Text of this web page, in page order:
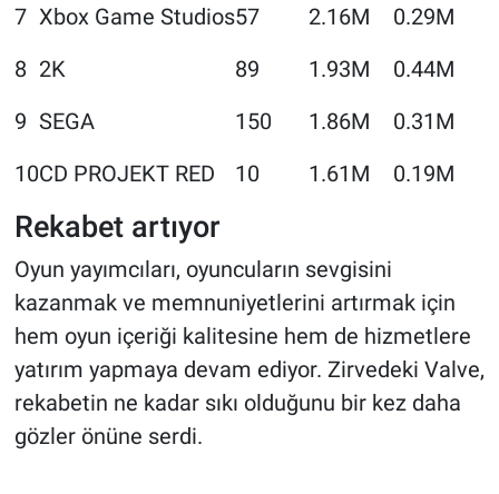
7 Xbox Game Studios57 2.16M
0.29M
8 2K 89 1.93M
0.44M
9 SEGA 150 1.86M
0.31M
10CD PROJEKT RED 10 1.61M 0.19M
Rekabet artıyor
Oyun yayımcıları, oyuncuların sevgisini
kazanmak ve memnuniyetlerini artırmak için
hem oyun içeriği kalitesine hem de hizmetlere
yatırım yapmaya devam ediyor. Zirvedeki Valve,
rekabetin ne kadar sıkı olduğunu bir kez daha
gözler önüne serdi.